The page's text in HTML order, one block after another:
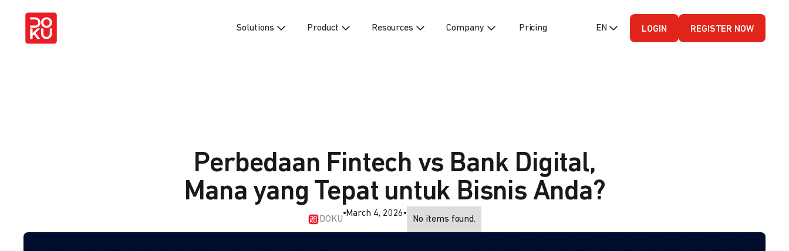
Solutions Product Resources Company Pricing EN (English - US)
LOGIN REGISTER NOW
Perbedaan Fintech vs Bank Digital,
Mana yang Tepat untuk Bisnis Anda?
DOKU
•March 4, 2026•
No items found.